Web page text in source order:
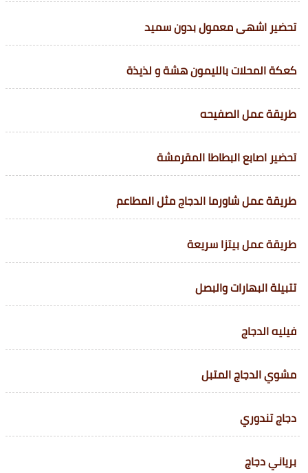
تحضير اشهى معمول بدون سميد
كعكة المحلات بالليمون هشة و لذيذة
طريقة عمل الصفيحه
تحضير اصابع البطاطا المقرمشة
طريقة عمل شاورما الدجاج مثل المطاعم
طريقة عمل بيتزا سريعة
تتبيلة البهارات والبصل
فيليه الدجاج
مشوي الدجاج المتبل
دجاج تندوري
برياني دجاج